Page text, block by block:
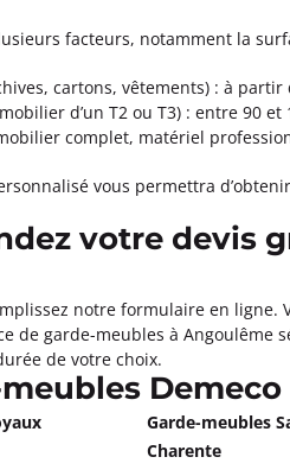
facteurs, notamment la
cartons, vêtements) : à partir
d’un T2 ou T3) : entre 90 et
complet, matériel
vous permettra
votre devis
notre formulaire en ligne.
de garde-meubles à
de votre choix.
Garde-meubles
Charente